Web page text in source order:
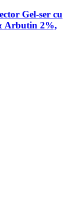
Gel-​ser cu
Arbutin 2%,